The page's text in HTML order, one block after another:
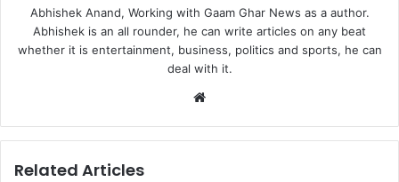
Abhishek Anand, Working with Gaam Ghar News as a author.
Abhishek is an all rounder, he can write articles on any beat
whether it is entertainment, business, politics and sports, he can
deal with it.
Website
Related Articles